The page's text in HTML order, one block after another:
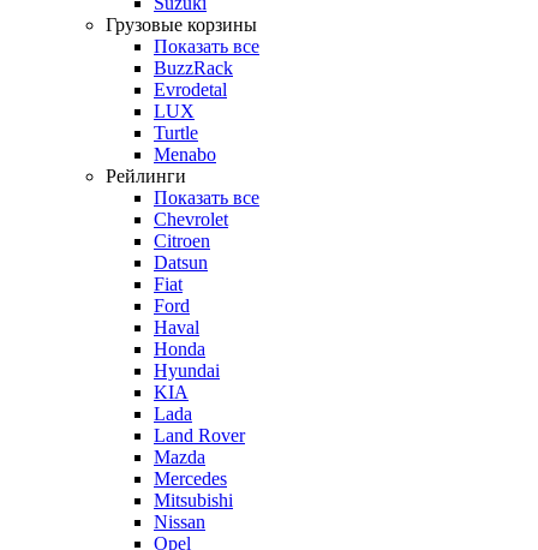
Грузовые корзины
Показать все
BuzzRack
Evrodetal
LUX
Turtle
Menabo
Рейлинги
Показать все
Chevrolet
Citroen
Datsun
Fiat
Ford
Haval
Honda
Hyundai
KIA
Lada
Land Rover
Mazda
Mercedes
Mitsubishi
Nissan
Opel